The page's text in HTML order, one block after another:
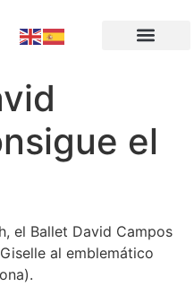
el
el Ballet David Campos
al emblemático